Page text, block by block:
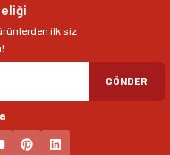
ilk siz
GÖNDER